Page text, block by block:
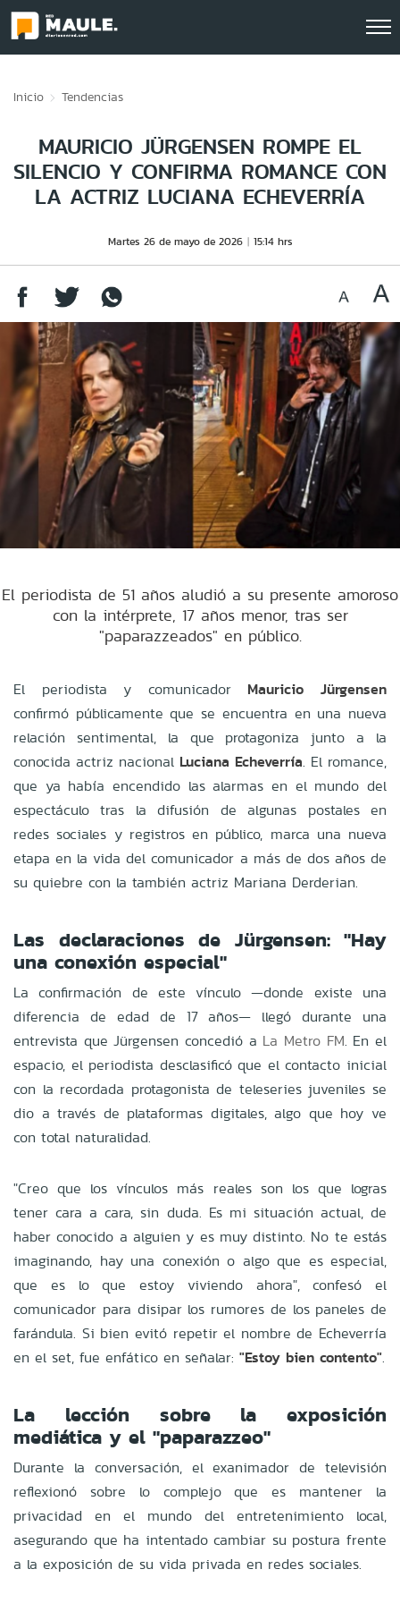
Inicio Tendencias
MAURICIO JÜRGENSEN ROMPE EL
SILENCIO Y CONFIRMA ROMANCE CON
LA ACTRIZ LUCIANA ECHEVERRÍA
Martes 26 de mayo de 2026 15:14 hrs
El periodista de 51 años aludió a su presente amoroso
con la intérprete, 17 años menor, tras ser
"paparazzeados" en público.
El periodista y comunicador Mauricio Jürgensen
confirmó públicamente que se encuentra en una nueva
relación sentimental, la que protagoniza junto a la
conocida actriz nacional Luciana Echeverría. El romance,
que ya había encendido las alarmas en el mundo del
espectáculo tras la difusión de algunas postales en
redes sociales y registros en público, marca una nueva
etapa en la vida del comunicador a más de dos años de
su quiebre con la también actriz Mariana Derderian.
Las declaraciones de Jürgensen: "Hay
una conexión especial"
La confirmación de este vínculo —donde existe una
diferencia de edad de 17 años— llegó durante una
entrevista que Jürgensen concedió a La Metro FM. En el
espacio, el periodista desclasificó que el contacto inicial
con la recordada protagonista de teleseries juveniles se
dio a través de plataformas digitales, algo que hoy ve
con total naturalidad.
"Creo que los vínculos más reales son los que logras
tener cara a cara, sin duda. Es mi situación actual, de
haber conocido a alguien y es muy distinto. No te estás
imaginando, hay una conexión o algo que es especial,
que es lo que estoy viviendo ahora", confesó el
comunicador para disipar los rumores de los paneles de
farándula. Si bien evitó repetir el nombre de Echeverría
en el set, fue enfático en señalar: "Estoy bien contento".
La lección sobre la exposición
mediática y el "paparazzeo"
Durante la conversación, el exanimador de televisión
reflexionó sobre lo complejo que es mantener la
privacidad en el mundo del entretenimiento local,
asegurando que ha intentado cambiar su postura frente
a la exposición de su vida privada en redes sociales.